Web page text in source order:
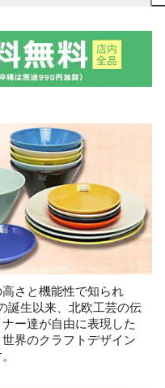
さと機能性で知られ
誕生以来、北欧工芸の伝
ー達が自由に表現した
界のクラフトデザイン